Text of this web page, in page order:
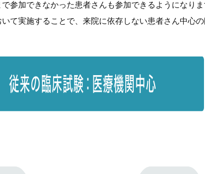
で参加できなかった患者さんも参加できるようになり
いて実施することで、来院に依存しない患者さん中⼼